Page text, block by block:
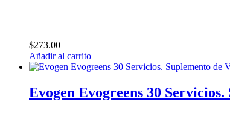
$273.00
Añadir al carrito
Evogen Evogreens 30